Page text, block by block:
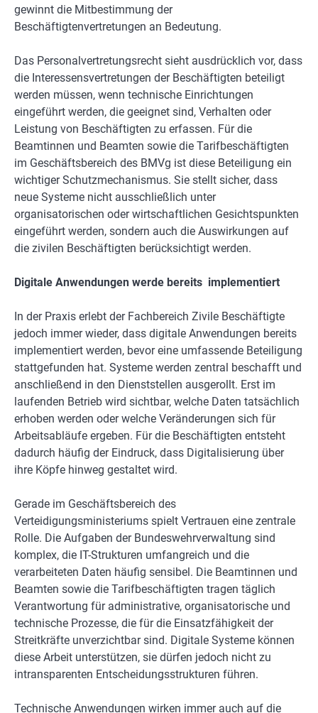
gewinnt die Mitbestimmung der
Beschäftigtenvertretungen an Bedeutung.
Das Personalvertretungsrecht sieht ausdrücklich vor, dass
die Interessensvertretungen der Beschäftigten beteiligt
werden müssen, wenn technische Einrichtungen
eingeführt werden, die geeignet sind, Verhalten oder
Leistung von Beschäftigten zu erfassen. Für die
Beamtinnen und Beamten sowie die Tarifbeschäftigten
im Geschäftsbereich des BMVg ist diese Beteiligung ein
wichtiger Schutzmechanismus. Sie stellt sicher, dass
neue Systeme nicht ausschließlich unter
organisatorischen oder wirtschaftlichen Gesichtspunkten
eingeführt werden, sondern auch die Auswirkungen auf
die zivilen Beschäftigten berücksichtigt werden.
Digitale Anwendungen werde bereits implementiert
In der Praxis erlebt der Fachbereich Zivile Beschäftigte
jedoch immer wieder, dass digitale Anwendungen bereits
implementiert werden, bevor eine umfassende Beteiligung
stattgefunden hat. Systeme werden zentral beschafft und
anschließend in den Dienststellen ausgerollt. Erst im
laufenden Betrieb wird sichtbar, welche Daten tatsächlich
erhoben werden oder welche Veränderungen sich für
Arbeitsabläufe ergeben. Für die Beschäftigten entsteht
dadurch häufig der Eindruck, dass Digitalisierung über
ihre Köpfe hinweg gestaltet wird.
Gerade im Geschäftsbereich des
Verteidigungsministeriums spielt Vertrauen eine zentrale
Rolle. Die Aufgaben der Bundeswehrverwaltung sind
komplex, die IT-Strukturen umfangreich und die
verarbeiteten Daten häufig sensibel. Die Beamtinnen und
Beamten sowie die Tarifbeschäftigten tragen täglich
Verantwortung für administrative, organisatorische und
technische Prozesse, die für die Einsatzfähigkeit der
Streitkräfte unverzichtbar sind. Digitale Systeme können
diese Arbeit unterstützen, sie dürfen jedoch nicht zu
intransparenten Entscheidungsstrukturen führen.
Technische Anwendungen wirken immer auch auf die